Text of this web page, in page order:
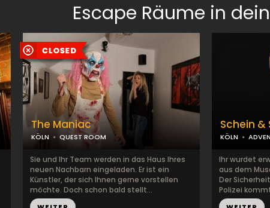
Escape Räume in
The Maniac
KÖLN QUEST ROOM
Sie und Ihr Team werden in das Haus Ihres
neuen Nachbarn eingeladen. Er ist ein
Künstler, der sich Ihnen gerne vorstellen
möchte. Doch schon bald stellt...
Schein &
KÖLN
Ihr wurdet
aus dem
Der
Polizei